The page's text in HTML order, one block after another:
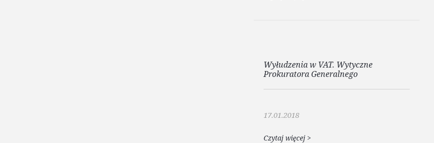
Wyłudzenia w VAT. Wytyczne
Prokuratora Generalnego
17.01.2018
Czytaj więcej >